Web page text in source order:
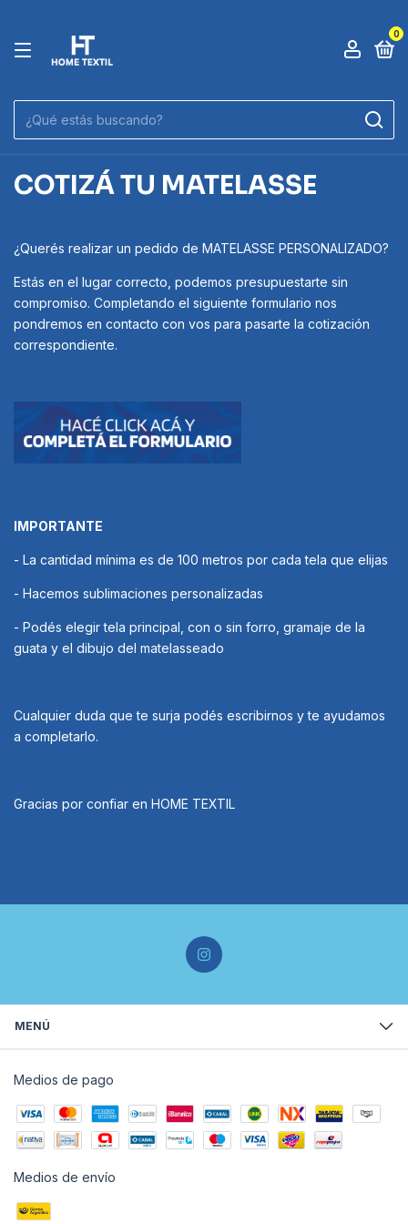
0
COTIZÁ TU MATELASSE
¿Querés realizar un pedido de MATELASSE PERSONALIZADO?
Estás en el lugar correcto, podemos presupuestarte sin
compromiso. Completando el siguiente formulario nos
pondremos en contacto con vos para pasarte la cotización
correspondiente.
IMPORTANTE
- La cantidad mínima es de 100 metros por cada tela que elijas
- Hacemos sublimaciones personalizadas
- Podés elegir tela principal, con o sin forro, gramaje de la
guata y el dibujo del matelasseado
Cualquier duda que te surja podés escribirnos y te ayudamos
a completarlo.
Gracias por confiar en HOME TEXTIL
MENÚ
Medios de pago
Medios de envío